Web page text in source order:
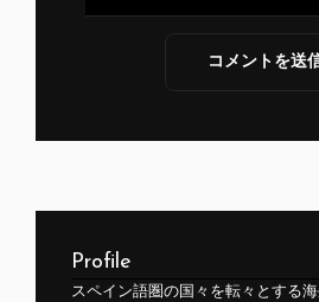
Profile
スペイン語圏の国々を転々とする